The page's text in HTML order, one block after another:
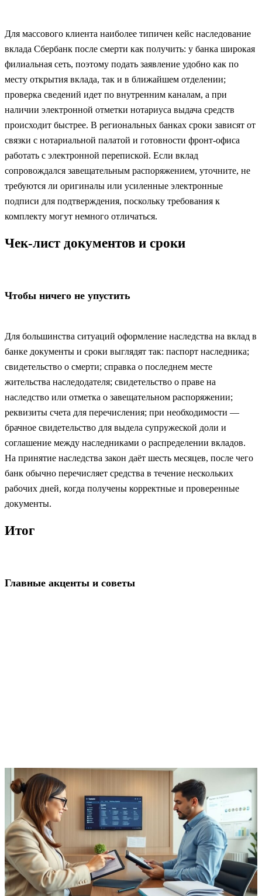
Для массового клиента наиболее типичен кейс наследование
вклада Сбербанк после смерти как получить: у банка широкая
филиальная сеть, поэтому подать заявление удобно как по
месту открытия вклада, так и в ближайшем отделении;
проверка сведений идет по внутренним каналам, а при
наличии электронной отметки нотариуса выдача средств
происходит быстрее. В региональных банках сроки зависят от
связки с нотариальной палатой и готовности фронт‑офиса
работать с электронной перепиской. Если вклад
сопровождался завещательным распоряжением, уточните, не
требуются ли оригиналы или усиленные электронные
подписи для подтверждения, поскольку требования к
комплекту могут немного отличаться.
Чек‑лист документов и сроки
Чтобы ничего не упустить
Для большинства ситуаций оформление наследства на вклад в
банке документы и сроки выглядят так: паспорт наследника;
свидетельство о смерти; справка о последнем месте
жительства наследодателя; свидетельство о праве на
наследство или отметка о завещательном распоряжении;
реквизиты счета для перечисления; при необходимости —
брачное свидетельство для выдела супружеской доли и
соглашение между наследниками о распределении вкладов.
На принятие наследства закон даёт шесть месяцев, после чего
банк обычно перечисляет средства в течение нескольких
рабочих дней, когда получены корректные и проверенные
документы.
Итог
Главные акценты и советы